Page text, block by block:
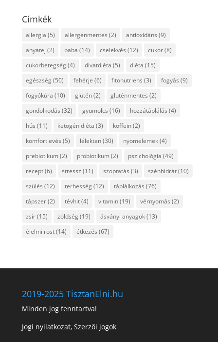
Címkék
allergia (5) allergénmentes (2) antioxidáns (9)
anyatej (2) baba (14) cselekvés (12) cukor(8)
cukorbetegség(4) divatdiéta (5) diéta (15)
egészség(50) fehérje (6) fitonutriens (3) fogyás (9)
fogyókúra (10) glutén(2) gluténmentes (2)
gondolkodás (32) gyümölcs (16) hozzátáplálás (4)
hús (11) ketogén diéta (3) koffein(2)
komfort evés (5) lélektan(30) nyomelemek(4)
prebiotikum(2) probiotikum(2) pszichológia (49)
recept(6) stressz (11) szoptatás (3) szénhidrát(10)
szülés (12) terhesség(12) táplálkozás (76)
tápszer(2) tévhit(4) vitamin(19) vérnyomás (2)
zsír(15) zöldség(19) ásványi anyagok(13)
élelmi rost(14) étkezés (67)
2019-2025 TisztanElni.hu
Minden jog fenntartva!
Jogi nyilatkozat, Szerzői jogok